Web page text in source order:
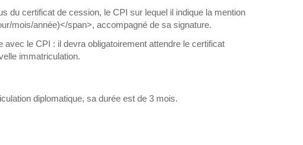
du certificat de cession, le CPI sur lequel il indique la mention
mois/année)</span>, accompagné de sa signature.
le CPI : il devra obligatoirement attendre le certificat
immatriculation.
diplomatique, sa durée est de 3 mois.